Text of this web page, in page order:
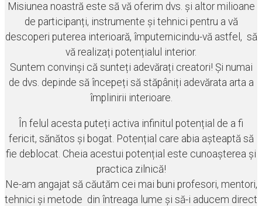
Misiunea noastră este să vă oferim dvs. și altor milioane
de participanți, instrumente și tehnici pentru a vă
descoperi puterea interioară, împuternicindu-vă astfel, să
vă realizați potențialul interior.
Suntem convinși că sunteți adevărați creatori! Și numai
de dvs. depinde să începeți să stăpâniți adevărata arta a
împlinirii interioare.
În felul acesta puteți activa infinitul potențial de a fi
fericit, sănătos și bogat. Potențial care abia așteaptă să
fie deblocat. Cheia acestui potențial este cunoașterea și
practica zilnică!
Ne-am angajat să căutăm cei mai buni profesori, mentori,
tehnici și metode din întreaga lume și să-i aducem direct